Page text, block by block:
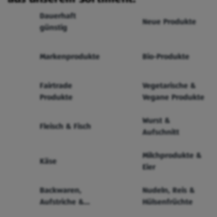
Dauerhaft
günstig
Neue Produkte
Markenprodukte Bio-Produkte
Fairtrade
Produkte
Vegetarische &
Vegane Produkte
Fleisch & Fisch
Wurst &
Aufschnitt
Käse
Milchprodukte &
Eier
Backwaren,
Aufstriche &
Nudeln, Reis &
Hülsenfrüchte